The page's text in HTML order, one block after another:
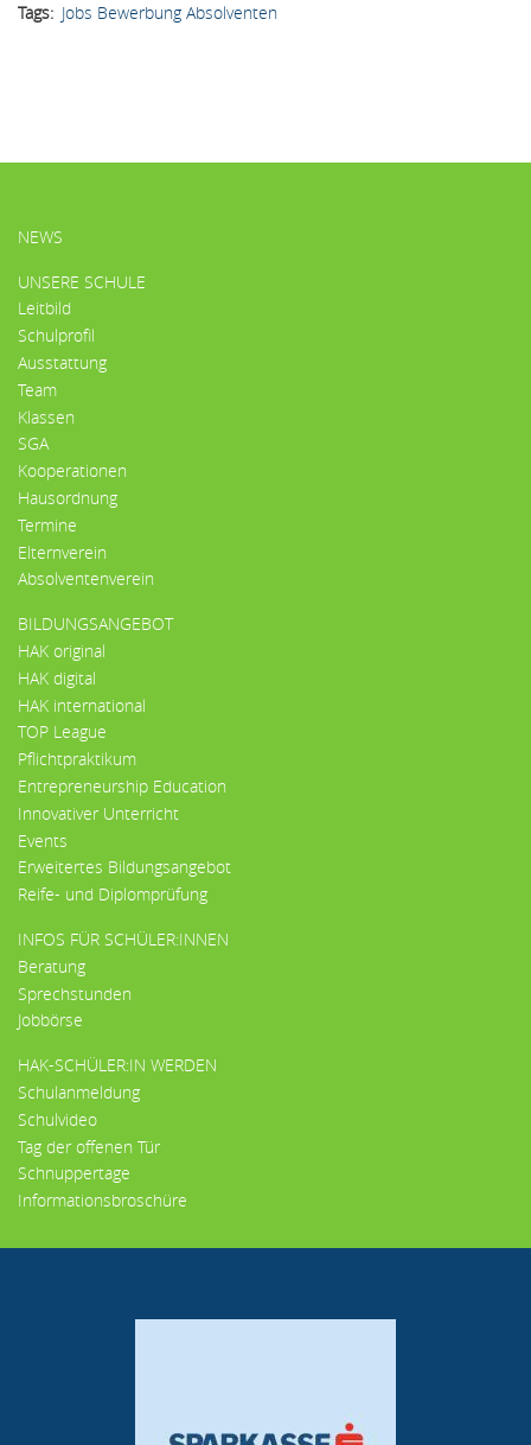
Tags Jobs Bewerbung Absolventen
HAUPTMENÜ
NEWS
UNSERE SCHULE
Leitbild
Schulprofil
Ausstattung
Team
Klassen
SGA
Kooperationen
Hausordnung
Termine
Elternverein
Absolventenverein
BILDUNGSANGEBOT
HAK original
HAK digital
HAK international
TOP League
Pflichtpraktikum
Entrepreneurship Education
Innovativer Unterricht
Events
Erweitertes Bildungsangebot
Reife- und Diplomprüfung
INFOS FÜR SCHÜLER:INNEN
Beratung
Sprechstunden
Jobbörse
HAK-SCHÜLER:IN WERDEN
Schulanmeldung
Schulvideo
Tag der offenen Tür
Schnuppertage
Informationsbroschüre